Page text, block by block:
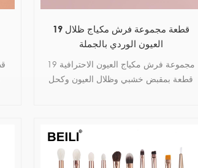
19 قطعة مجموعة فرش مكياج ظلال
العيون الوردي بالجملة
مجموعة فرش مكياج العيون الاحترافية 19
قطعة بمقبض خشبي وظلال العيون وكحل